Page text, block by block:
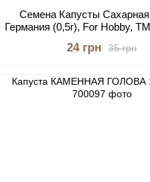
Семена Капусты Сахарная
Германия (0,5г), For Hobby,
35 грн
24 грн